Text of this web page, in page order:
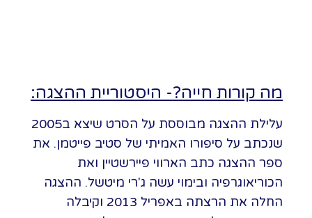
מה קורות חייה?- היסטוריית ההצגה:
עלילת ההצגה מבוססת על הסרט שיצא ב2005
שנכתב על סיפורו האמיתי של סטיב פייטמן. את
ספר ההצגה כתב הארווי פיירשטיין ואת
הכוריאוגרפיה ובימוי עשה ג'רי מיטשל. ההצגה
החלה את הרצתה באפריל 2013 וקיבלה